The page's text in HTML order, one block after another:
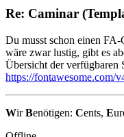
Re: Caminar
Du musst schon einen
wäre zwar lustig, gibt es
Übersicht der verfügbaren
https://fontawesome.com/
WirBenötigen: Cents, E